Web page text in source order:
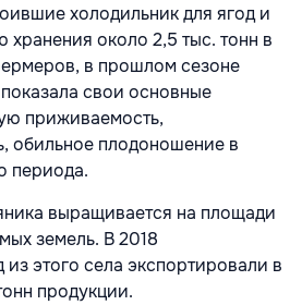
холодильник для ягод и
около 2,5 тыс. тонн в
в прошлом сезоне
свои основные
приживаемость,
обильное плодоношение в
периода.
выращивается на площади
земель. В 2018
этого села экспортировали в
продукции.